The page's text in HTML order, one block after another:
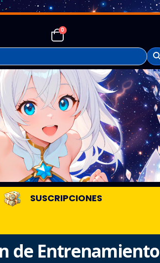
0
SUSCRIPCIONES
de Entrenamiento